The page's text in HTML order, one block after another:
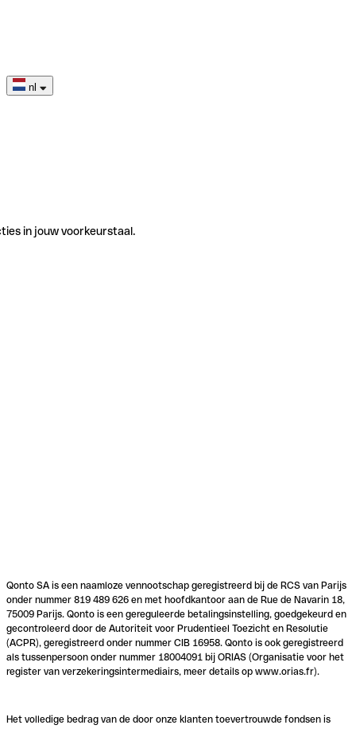
nl
in jouw voorkeurstaal.
Qonto SA is een naamloze vennootschap geregistreerd bij de RCS van Parijs
onder nummer 819 489 626 en met hoofdkantoor aan de Rue de Navarin 18,
75009 Parijs. Qonto is een gereguleerde betalingsinstelling, goedgekeurd en
gecontroleerd door de Autoriteit voor Prudentieel Toezicht en Resolutie
(ACPR), geregistreerd onder nummer CIB 16958. Qonto is ook geregistreerd
als tussenpersoon onder nummer 18004091 bij ORIAS (Organisatie voor het
register van verzekeringsintermediairs, meer details op www.orias.fr).
Het volledige bedrag van de door onze klanten toevertrouwde fondsen is